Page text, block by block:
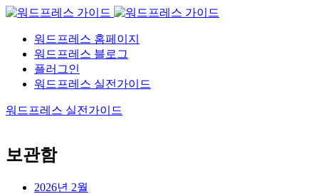
워드프레스 홈페이지
워드프레스 블로그
플러그인
워드프레스 실전가이드
워드프레스 실전가이드
보관함
2026년 2월